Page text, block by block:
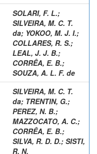
SOLARI, F. L.;
SILVEIRA, M. C. T.
da; YOKOO, M. J. I.;
COLLARES, R. S.;
LEAL, J. J. B.;
CORRÊA, E. B.;
SOUZA, A. L. F. de
SILVEIRA, M. C. T.
da; TRENTIN, G.;
PEREZ, N. B.;
MAZZOCATO, A. C.;
CORRÊA, E. B.;
SILVA, R. D. D.; SISTI,
R. N.